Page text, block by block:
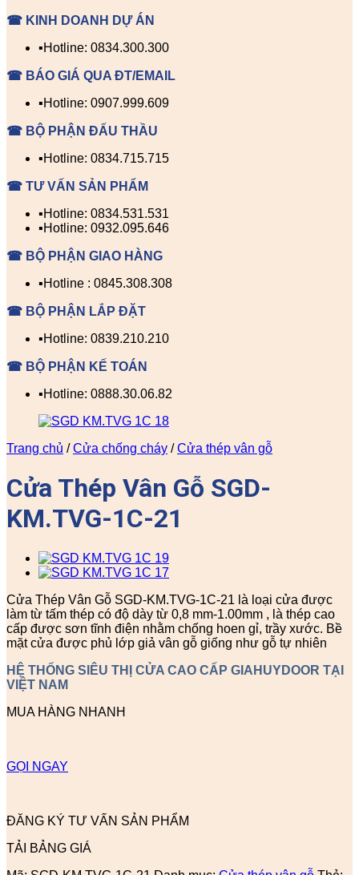
☎ KINH DOANH DỰ ÁN
▪️Hotline: 0834.300.300
☎ BÁO GIÁ QUA ĐT/EMAIL
▪️Hotline: 0907.999.609
☎ BỘ PHẬN ĐẤU THẦU
▪️Hotline: 0834.715.715
☎ TƯ VẤN SẢN PHẨM
▪️Hotline: 0834.531.531
▪️Hotline: 0932.095.646
☎ BỘ PHẬN GIAO HÀNG
▪️Hotline : 0845.308.308
☎ BỘ PHẬN LẮP ĐẶT
▪️Hotline: 0839.210.210
☎ BỘ PHẬN KẾ TOÁN
▪️Hotline: 0888.30.06.82
Trang chủ / Cửa chống cháy / Cửa thép vân gỗ
Cửa Thép Vân Gỗ SGD-
KM.TVG-1C-21
Cửa Thép Vân Gỗ SGD-KM.TVG-1C-21 là loại cửa được
làm từ tấm thép có độ dày từ 0,8 mm-1.00mm , là thép cao
cấp được sơn tĩnh điện nhằm chống hoen gỉ, trầy xước. Bề
mặt cửa được phủ lớp giả vân gỗ giống như gỗ tự nhiên
HỆ THỐNG SIÊU THỊ CỬA CAO CẤP GIAHUYDOOR TẠI
VIỆT NAM
MUA HÀNG NHANH
GỌI NGAY
ĐĂNG KÝ TƯ VẤN SẢN PHẨM
TẢI BẢNG GIÁ